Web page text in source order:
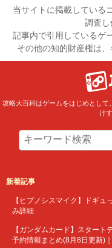
当サイトに掲載している
調査し
記事内で引用しているゲ
その他の知的財産権は
攻略大百科はゲームをはじめとし
け
新着記事
【ヒプノシスマイク】ドギ
み詳細
【ガンダムカード】スタート
予約情報まとめ(8月8日更新)